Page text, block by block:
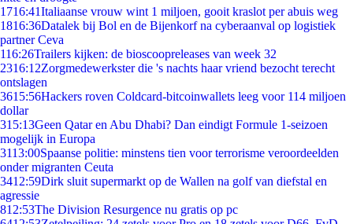
1716:41Italiaanse vrouw wint 1 miljoen, gooit kraslot per abuis weg
1816:36Datalek bij Bol en de Bijenkorf na cyberaanval op logistiek
partner Ceva
116:26Trailers kijken: de bioscoopreleases van week 32
2316:12Zorgmedewerkster die 's nachts haar vriend bezocht terecht
ontslagen
3615:56Hackers roven Coldcard-bitcoinwallets leeg voor 114 miljoen
dollar
315:13Geen Qatar en Abu Dhabi? Dan eindigt Formule 1-seizoen
mogelijk in Europa
3113:00Spaanse politie: minstens tien voor terrorisme veroordeelden
onder migranten Ceuta
3412:59Dirk sluit supermarkt op de Wallen na golf van diefstal en
agressie
812:53The Division Resurgence nu gratis op pc